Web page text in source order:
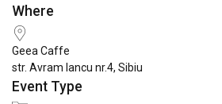
Download ICS
Where
Geea Caffe
str. Avram Iancu nr.4, Sibiu
Event Type